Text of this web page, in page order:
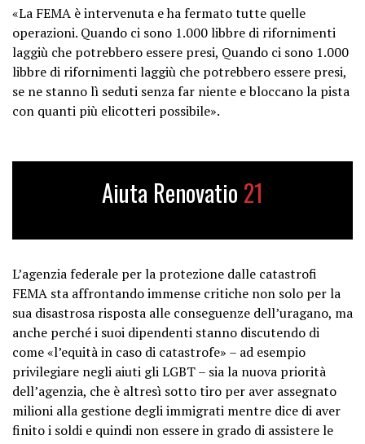
«La FEMA è intervenuta e ha fermato tutte quelle
operazioni. Quando ci sono 1.000 libbre di rifornimenti
laggiù che potrebbero essere presi, Quando ci sono 1.000
libbre di rifornimenti laggiù che potrebbero essere presi,
se ne stanno lì seduti senza far niente e bloccano la pista
con quanti più elicotteri possibile».
Aiuta Renovatio 21
L’agenzia federale per la protezione dalle catastrofi
FEMA sta affrontando immense critiche non solo per la
sua disastrosa risposta alle conseguenze dell’uragano, ma
anche perché i suoi dipendenti stanno discutendo di
come «l’equità in caso di catastrofe» – ad esempio
privilegiare negli aiuti gli LGBT – sia la nuova priorità
dell’agenzia, che è altresì sotto tiro per aver assegnato
milioni alla gestione degli immigrati mentre dice di aver
finito i soldi e quindi non essere in grado di assistere le